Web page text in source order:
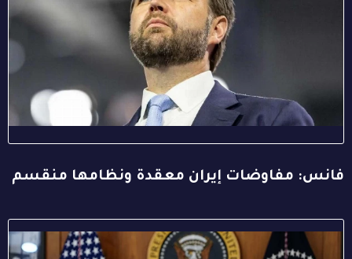
فانس: مفاوضات إيران معقدة ونظامها منقسم